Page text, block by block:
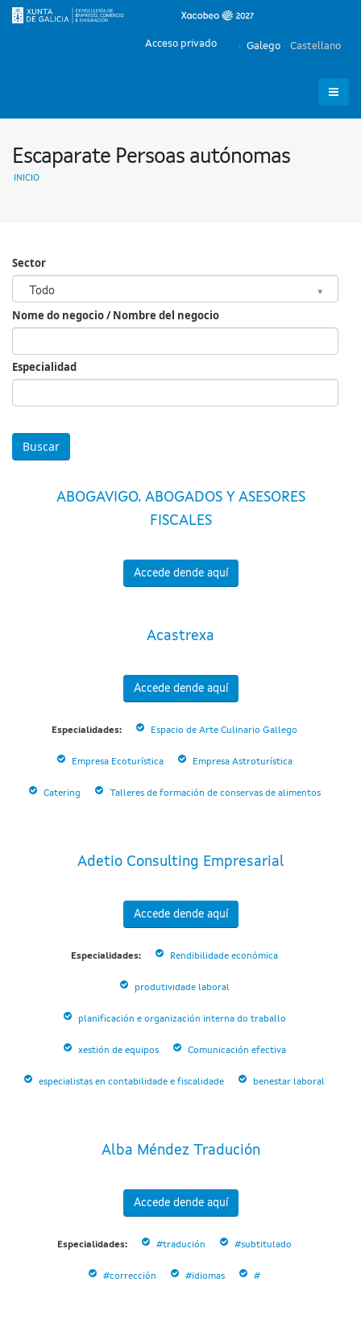
Galego Castellano
Acceso privado
Escaparate Persoas autónomas
INICIO
Sector
Todo
Sector
Nome do negocio / Nombre del negocio
Especialidad
ABOGAVIGO. ABOGADOS Y ASESORES
FISCALES
Accede dende aquí
Acastrexa
Accede dende aquí
Especialidades: Espacio de Arte Culinario Gallego
Empresa Ecoturística Empresa Astroturística
Catering Talleres de formación de conservas de alimentos
Adetio Consulting Empresarial
Accede dende aquí
Especialidades: Rendibilidade económica
produtividade laboral
planificación e organización interna do traballo
xestión de equipos Comunicación efectiva
especialistas en contabilidade e fiscalidade benestar laboral
Alba Méndez Tradución
Accede dende aquí
Especialidades: #tradución #subtitulado
#corrección #idiomas #